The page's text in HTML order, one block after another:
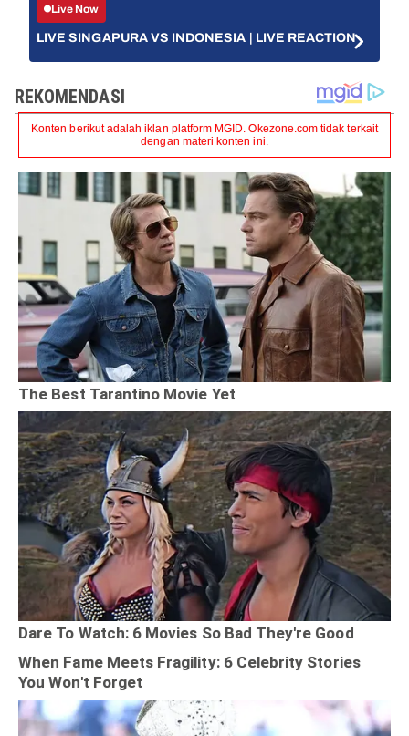
Live Now
LIVE SINGAPURA VS INDONESIA | LIVE REACTION